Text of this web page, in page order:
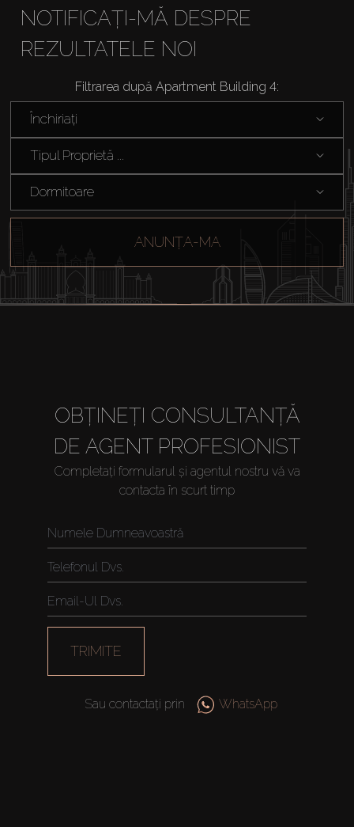
Cumpărați
Închiriați
Vânzare
Agenți
NOTIFICAȚI-MĂ DESPRE
REZULTATELE NOI
Filtrarea după Apartment Building 4:
Închiriați
Tipul Proprietă ...
Dormitoare
ANUNȚA-MA
OBȚINEȚI CONSULTANȚĂ
DE AGENT PROFESIONIST
Completați formularul și agentul nostru vă va
contacta în scurt timp
TRIMITE
Sau contactați prin WhatsApp